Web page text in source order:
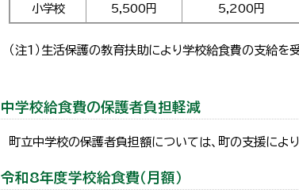
小学校 5,500円 5,200円
（注1）生活保護の教育扶助により学校給食費の支給を
中学校給食費の保護者負担軽減
町立中学校の保護者負担額については、町の支援によ
令和8年度学校給食費（月額）